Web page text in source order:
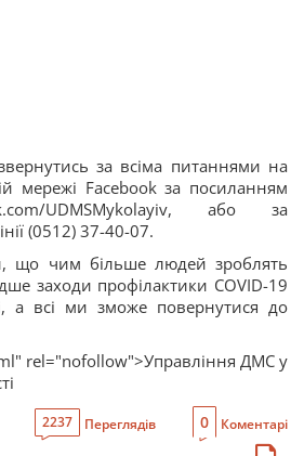
за всіма питаннями на
мережі Facebook за посиланням
UDMSMykolayiv, або за
(0512) 37-40-07.
що чим більше людей зроблять
заходи профілактики COVID-19
а всі ми зможе повернутися до
rel="nofollow">Управління ДМС у
2237 Переглядів 0 Коментарі